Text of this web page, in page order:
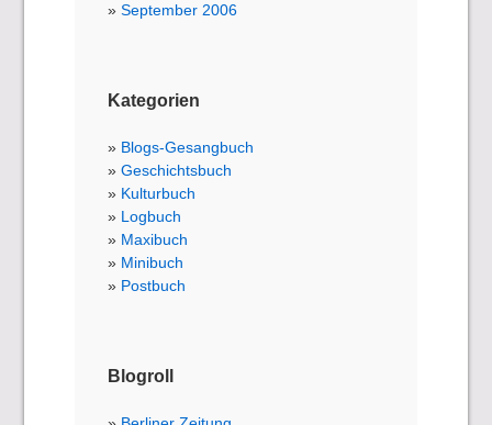
September 2006
Kategorien
Blogs-Gesangbuch
Geschichtsbuch
Kulturbuch
Logbuch
Maxibuch
Minibuch
Postbuch
Blogroll